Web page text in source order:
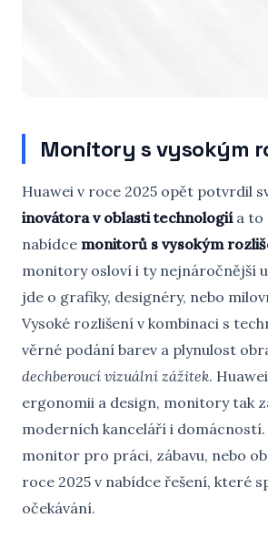
Monitory s vysokým
Huawei v roce 2025 opět potvrdil
inovátora v oblasti technologiía to
nabídce monitorů s vysokým
monitory osloví i ty nejnáročnější
jde o grafiky, designéry, nebo
Vysoké rozlišení v kombinaci s
věrné podání barev a plynulost
dechberoucí vizuální zážitek.
ergonomii a design, monitory tak
moderních kanceláří i domácností.
monitor pro práci, zábavu, nebo
roce 2025 v nabídce řešení, které
očekávání.